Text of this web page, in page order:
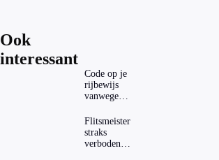
Ook
interessant
Code op je
rijbewijs
vanwege
autisme?
Zo
verwijder
Flitsmeister
straks
verboden?